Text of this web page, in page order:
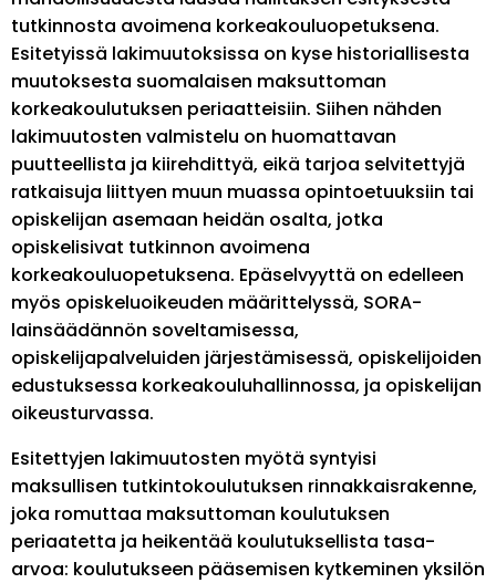
tutkinnosta avoimena korkeakouluopetuksena.
Esitetyissä lakimuutoksissa on kyse historiallisesta
muutoksesta suomalaisen maksuttoman
korkeakoulutuksen periaatteisiin. Siihen nähden
lakimuutosten valmistelu on huomattavan
puutteellista ja kiirehdittyä, eikä tarjoa selvitettyjä
ratkaisuja liittyen muun muassa opintoetuuksiin tai
opiskelijan asemaan heidän osalta, jotka
opiskelisivat tutkinnon avoimena
korkeakouluopetuksena. Epäselvyyttä on edelleen
myös opiskeluoikeuden määrittelyssä, SORA-
lainsäädännön soveltamisessa,
opiskelijapalveluiden järjestämisessä, opiskelijoiden
edustuksessa korkeakouluhallinnossa, ja opiskelijan
oikeusturvassa.
Esitettyjen lakimuutosten myötä syntyisi
maksullisen tutkintokoulutuksen rinnakkaisrakenne,
joka romuttaa maksuttoman koulutuksen
periaatetta ja heikentää koulutuksellista tasa-
arvoa: koulutukseen pääsemisen kytkeminen yksilön